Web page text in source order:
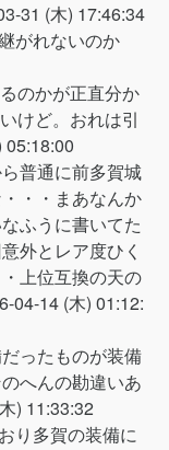
31 (木) 17:46:34
がれないのか
のかが正直分か
けど。おれは引
05:18:00
普通に前多賀城
・・まあなんか
ふうに書いてた
外とレア度ひく
上位互換の天の
04-14 (木) 01:12:
ったものが装備
へんの勘違いあ
) 11:33:32
り多賀の装備に